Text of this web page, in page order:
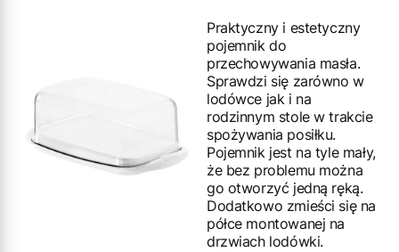
Praktyczny i estetyczny
pojemnik do
przechowywania masła.
Sprawdzi się zarówno w
lodówce jak i na
rodzinnym stole w trakcie
spożywania posiłku.
Pojemnik jest na tyle mały,
że bez problemu można
go otworzyć jedną ręką.
Dodatkowo zmieści się na
półce montowanej na
drzwiach lodówki.